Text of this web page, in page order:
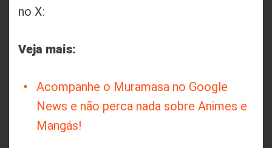
no X:
Veja mais:
Acompanhe o Muramasa no Google
News e não perca nada sobre Animes e
Mangás!